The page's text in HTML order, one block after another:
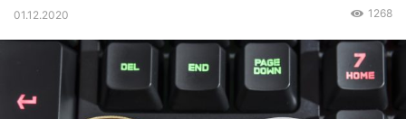
01.12.2020 1268